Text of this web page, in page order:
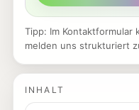
Tipp: Im Kontaktformular
melden uns strukturiert
INHALT